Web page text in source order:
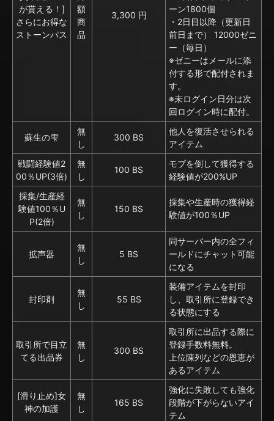
が貰える！]
さらにお得な
ストーンパス
額
商
品
3,300 円
ーン1800個
・2日目以降（更新日
前日まで） 12000ゼニ
ー（毎日）
※ゼニーはメールに添
付する形で配付されま
す。
※未ログイン日分は次
回ログイン時に配付。
蘇生の雫
無
し
300 BS
他人を復活させられる
アイテム
戦闘経験値2
00％UP(3倍)
無
し
100 BS
モブを倒して獲得する
経験値が200%UP
採集/生産経
験値100％U
P(2倍)
無
し
150 BS
採集や生産時の獲得経
験値が100％UP
拡声器
無
し
5 BS
同サーバー内の全フィ
ールドにチャット可能
になる
封印剤
無
し
55 BS
装備アイテムを封印
し、取引所に登録でき
る状態にする
取引所で目立
てる出品券
無
し
300 BS
取引所に出品する際に
登録手数料無料。
上位陳列などの恩恵が
あるアイテム
[滑り止め]女
神の加護
無
し
165 BS
強化に失敗しても強化
段階が下がらないアイ
テム